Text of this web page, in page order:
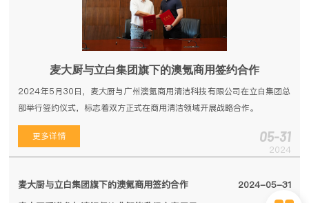
麦大厨与立白集团旗下的澳氪商用签约合作
2024年5月30日，麦大厨与广州澳氪商用清洁科技有限公司在立白集团总
部举行签约仪式，标志着双方正式在商用清洁领域开展战略合作。
更多详情 05-31
2024
麦大厨与立白集团旗下的澳氪商用签约合作
2024-05-31